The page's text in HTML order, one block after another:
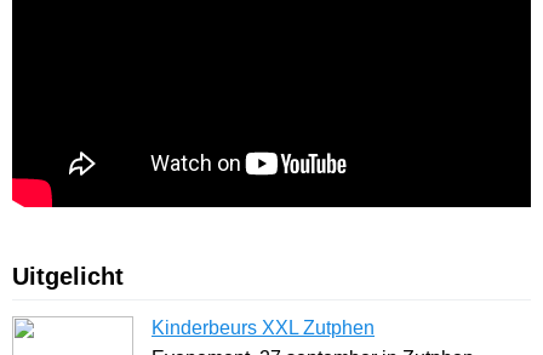
Uitgelicht
Kinderbeurs XXL Zutphen